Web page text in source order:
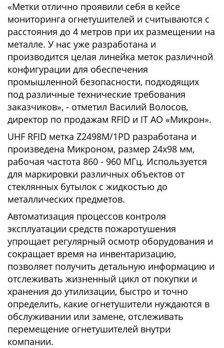
«Метки отлично проявили себя в кейсе
мониторинга огнетушителей и считываются с
расстояния до 4 метров при их размещении на
металле. У нас уже разработана и
производится целая линейка меток различной
конфигурации для обеспечения
промышленной безопасности, подходящих
под различные технические требования
заказчиков», - отметил Василий Волосов,
директор по продажам RFID и IT АО «Микрон».
UHF RFID метка Z2498M/1PD разработана и
произведена Микроном, размер 24х98 мм,
рабочая частота 860 - 960 МГц. Используется
для маркировки различных объектов от
стеклянных бутылок с жидкостью до
металлических предметов.
Автоматизация процессов контроля
эксплуатации средств пожаротушения
упрощает регулярный осмотр оборудования и
сокращает время на инвентаризацию,
позволяет получить детальную информацию и
отслеживать жизненный цикл от покупки и
хранения до утилизации, быстро и точно
определить, какие огнетушители нуждаются в
обслуживании или замене, отслеживать
перемещение огнетушителей внутри
компании.